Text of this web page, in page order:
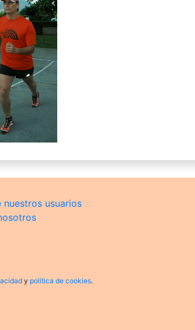
nuestros usuarios
y política de cookies.